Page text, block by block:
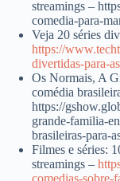
streamings –
comedia-para-
Veja 20 séries
https://
divertidas-para-
Os Normais, A
comédia
https://
grande-familia-
brasileiras-para-
Filmes e séries:
streamings –
comedias-sobre-